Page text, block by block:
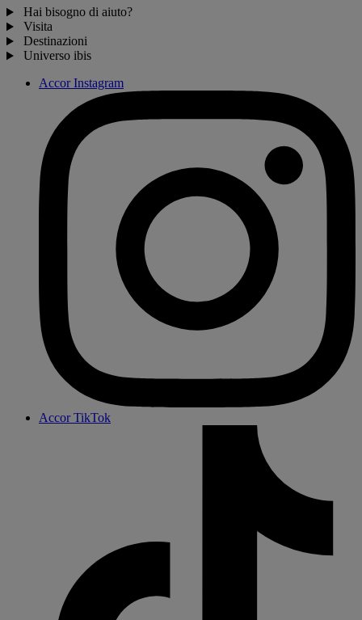
Hai bisogno di aiuto?
Visita
Destinazioni
Universo ibis
Accor Instagram
Accor TikTok